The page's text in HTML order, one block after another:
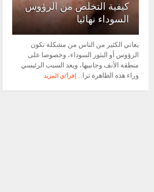
كيفية التخلص من الرؤوس
السوداء نهائيا
يعاني الكثير من الناس من مشكلة تكون
الرؤوس أو البثور السوداء، وخصوصا على
منطقة الأنف وجانبيها، ويعد السبب الرئيسي
وراء هذه الظاهرة ترا...
إقرأ/ي المزيد